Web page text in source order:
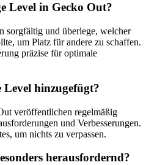
Level in Gecko Out?
sorgfältig und überlege, welcher
um Platz für andere zu schaffen.
präzise für optimale
Level hinzugefügt?
veröffentlichen regelmäßig
und Verbesserungen.
um nichts zu verpassen.
herausfordernd?